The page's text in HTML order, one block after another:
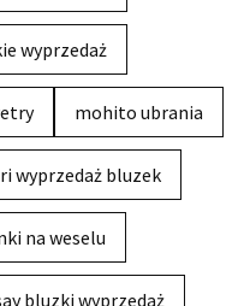
wyprzedaż
mohito ubrania
wyprzedaż bluzek
na weselu
bluzki wyprzedaż